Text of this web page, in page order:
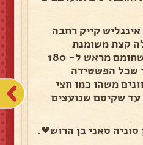
קייק רחבה
קצת משומנת
ומכניסים לתנור שחומם מראש ל- 180
שכל הפשטידה
משהו כמו חצי
או עד שקיסם שנועצים
סאני בן הרוש❤.